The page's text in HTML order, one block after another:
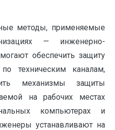
методы, применяемые
— инженерно-
обеспечить защиту
техническим каналам,
механизмы защиты
на рабочих местах
компьютерах и
устанавливают на